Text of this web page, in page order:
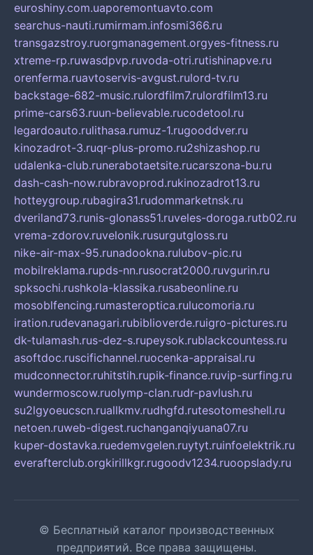
euroshiny.com.uaporemontuavto.com
searchus-nauti.rumirmam.infosmi366.ru
transgazstroy.ruorgmanagement.orgyes-fitness.ru
xtreme-rp.ruwasdpvp.ruvoda-otri.rutishinapve.ru
orenferma.ruavtoservis-avgust.rulord-tv.ru
backstage-682-music.rulordfilm7.rulordfilm13.ru
prime-cars63.ruun-believable.rucodetool.ru
legardoauto.rulithasa.rumuz-1.rugooddver.ru
kinozadrot-3.ruqr-plus-promo.ru2shizashop.ru
udalenka-club.runerabotaetsite.rucarszona-bu.ru
dash-cash-now.rubravoprod.rukinozadrot13.ru
hotteygroup.rubagira31.rudommarketnsk.ru
dveriland73.runis-glonass51.ruveles-doroga.rutb02.ru
vrema-zdorov.ruvelonik.rusurgutgloss.ru
nike-air-max-95.runadookna.rulubov-pic.ru
mobilreklama.rupds-nn.rusocrat2000.ruvgurin.ru
spksochi.rushkola-klassika.rusabeonline.ru
mosoblfencing.rumasteroptica.rulucomoria.ru
iration.rudevanagari.rubiblioverde.ruigro-pictures.ru
dk-tulamash.rus-dez-s.rupeysok.rublackcountess.ru
asoftdoc.ruscifichannel.ruocenka-appraisal.ru
mudconnector.ruhitstih.rupik-finance.ruvip-surfing.ru
wundermoscow.ruolymp-clan.rudr-pavlush.ru
su2lgyoeucscn.ruallkmv.rudhgfd.rutesotomeshell.ru
netoen.ruweb-digest.ruchanganqiyuana07.ru
kuper-dostavka.ruedemvgelen.ruytyt.ruinfoelektrik.ru
everafterclub.orgkirillkgr.rugoodv1234.ruoopslady.ru
© Бесплатный каталог производственных
предприятий. Все права защищены.